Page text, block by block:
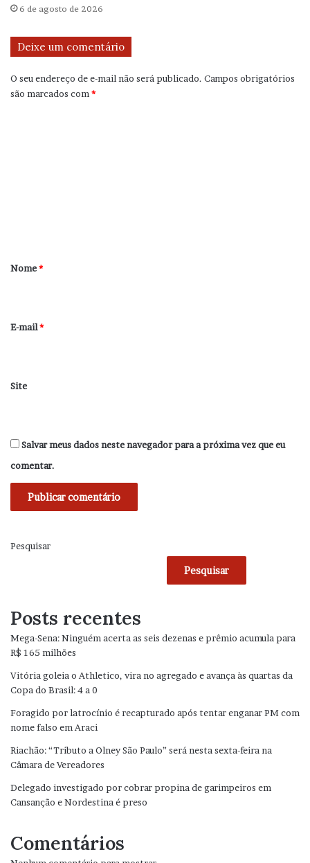
6 de agosto de 2026
Deixe um comentário
O seu endereço de e-mail não será publicado. Campos obrigatórios
são marcados com *
r
*
Nome*
E-mail*
Site
Salvar meus dados neste navegador para a próxima vez que eu
comentar.
Pesquisar
Pesquisar
Posts recentes
Mega-Sena: Ninguém acerta as seis dezenas e prêmio acumula para
R$ 165 milhões
Vitória goleia o Athletico, vira no agregado e avança às quartas da
Copa do Brasil: 4 a 0
Foragido por latrocínio é recapturado após tentar enganar PM com
nome falso em Araci
Riachão: “Tributo a Olney São Paulo” será nesta sexta-feira na
Câmara de Vereadores
Delegado investigado por cobrar propina de garimpeiros em
Cansanção e Nordestina é preso
Comentários